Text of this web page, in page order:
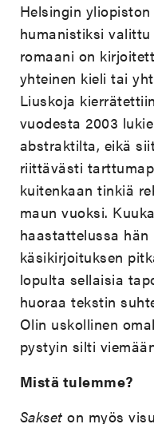
Helsingin
humanistiksi
romaani on
yhteinen kieli tai
Liuskoja
vuodesta 2003
abstraktilta, eikä
riittävästi
kuitenkaan tinkiä
maun vuoksi.
haastattelussa hän
käsikirjoituksen
lopulta sellaisia
huoraa tekstin
Olin uskollinen
pystyin silti
Mistä tulemme?
Sakset on myös